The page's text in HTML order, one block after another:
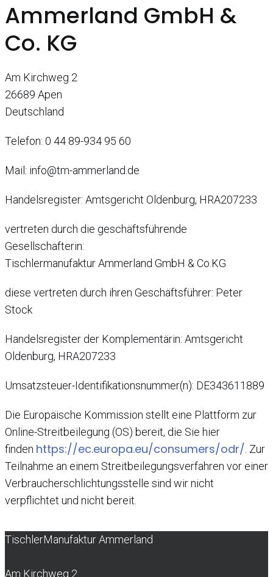
Ammerland GmbH &
Co. KG
Am Kirchweg 2
26689 Apen
Deutschland
Telefon: 0 44 89-934 95 60
Mail: info@tm-ammerland.de
Handelsregister: Amtsgericht Oldenburg, HRA207233
vertreten durch die geschäftsführende
Gesellschafterin:
Tischlermanufaktur Ammerland GmbH & Co.KG
diese vertreten durch ihren Geschäftsführer: Peter
Stock
Handelsregister der Komplementärin: Amtsgericht
Oldenburg, HRA207233
Umsatzsteuer-Identifikationsnummer(n): DE343611889
Die Europäische Kommission stellt eine Plattform zur
Online-Streitbeilegung (OS) bereit, die Sie hier
finden https://ec.europa.eu/consumers/odr/ . Zur
Teilnahme an einem Streitbeilegungsverfahren vor einer
Verbraucherschlichtungsstelle sind wir nicht
verpflichtet und nicht bereit.
TischlerManufaktur Ammerland
Am Kirchweg 2